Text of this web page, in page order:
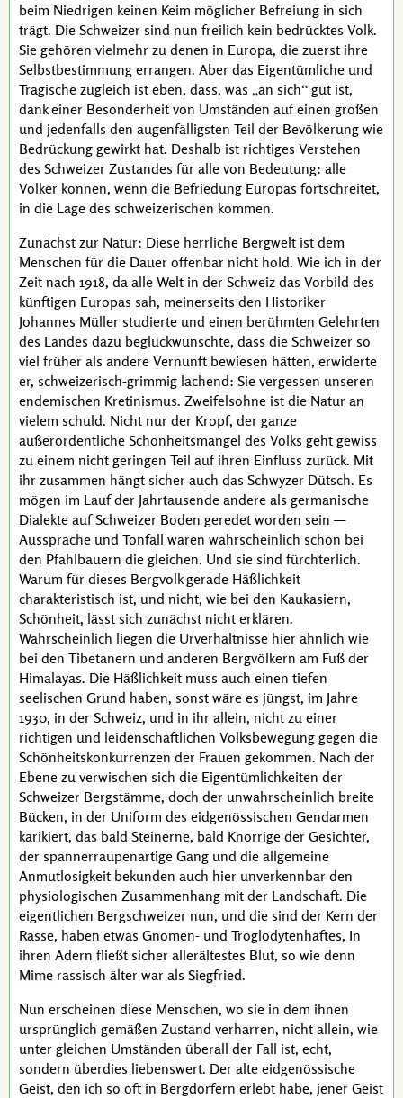
beim Niedrigen keinen Keim möglicher Befreiung in sich
trägt. Die Schweizer sind nun freilich kein bedrücktes Volk.
Sie gehören vielmehr zu denen in Europa, die zuerst ihre
Selbstbestimmung errangen. Aber das Eigentümliche und
Tragische zugleich ist eben, dass, was an sich gut ist,
dank einer Besonderheit von Umständen auf einen großen
und jedenfalls den augenfälligsten Teil der Bevölkerung wie
Bedrückung gewirkt hat. Deshalb ist richtiges Verstehen
des Schweizer Zustandes für alle von Bedeutung: alle
Völker können, wenn die Befriedung Europas fortschreitet,
in die Lage des schweizerischen kommen.
Zunächst zur Natur: Diese herrliche Bergwelt ist dem
Menschen für die Dauer offenbar nicht hold. Wie ich in der
Zeit nach 1918, da alle Welt in der Schweiz das Vorbild des
künftigen Europas sah, meinerseits den Historiker
Johannes Müller studierte und einen berühmten Gelehrten
des Landes dazu beglückwünschte, dass die Schweizer so
viel früher als andere Vernunft bewiesen hätten, erwiderte
er, schweizerisch-grimmig lachend: Sie vergessen unseren
endemischen Kretinismus. Zweifelsohne ist die Natur an
vielem schuld. Nicht nur der Kropf, der ganze
außerordentliche Schönheitsmangel des Volks geht gewiss
zu einem nicht geringen Teil auf ihren Einfluss zurück. Mit
ihr zusammen hängt sicher auch das Schwyzer Dütsch. Es
mögen im Lauf der Jahrtausende andere als germanische
Dialekte auf Schweizer Boden geredet worden sein —
Aussprache und Tonfall waren wahrscheinlich schon bei
den Pfahlbauern die gleichen. Und sie sind fürchterlich.
Warum für dieses Bergvolk gerade Häßlichkeit
charakteristisch ist, und nicht, wie bei den Kaukasiern,
Schönheit, lässt sich zunächst nicht erklären.
Wahrscheinlich liegen die Urverhältnisse hier ähnlich wie
bei den Tibetanern und anderen Bergvölkern am Fuß der
Himalayas. Die Häßlichkeit muss auch einen tiefen
seelischen Grund haben, sonst wäre es jüngst, im Jahre
1930, in der Schweiz, und in ihr allein, nicht zu einer
richtigen und leidenschaftlichen Volksbewegung gegen die
Schönheitskonkurrenzen der Frauen gekommen. Nach der
Ebene zu verwischen sich die Eigentümlichkeiten der
Schweizer Bergstämme, doch der unwahrscheinlich breite
Bücken, in der Uniform des eidgenössischen Gendarmen
karikiert, das bald Steinerne, bald Knorrige der Gesichter,
der spannerraupenartige Gang und die allgemeine
Anmutlosigkeit bekunden auch hier unverkennbar den
physiologischen Zusammenhang mit der Landschaft. Die
eigentlichen Bergschweizer nun, und die sind der Kern der
Rasse, haben etwas Gnomen- und Troglodytenhaftes, In
ihren Adern fließt sicher allerältestes Blut, so wie denn
Mime rassisch älter war als Siegfried.
Nun erscheinen diese Menschen, wo sie in dem ihnen
ursprünglich gemäßen Zustand verharren, nicht allein, wie
unter gleichen Umständen überall der Fall ist, echt,
sondern überdies liebenswert. Der alte eidgenössische
Geist, den ich so oft in Bergdörfern erlebt habe, jener Geist